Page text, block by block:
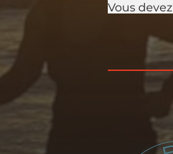
Vous devez